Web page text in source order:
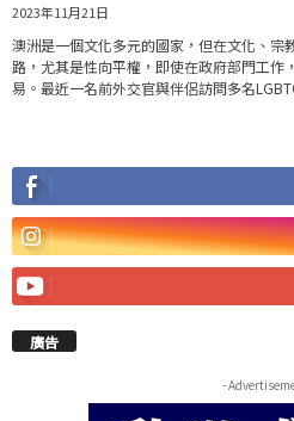
2023年11月21日
澳洲是一個文化多元的國家，但在文化、宗
路，尤其是性向平權，即使在政府部門工作
易。最近一名前外交官與伴侶訪問多名
廣告
-